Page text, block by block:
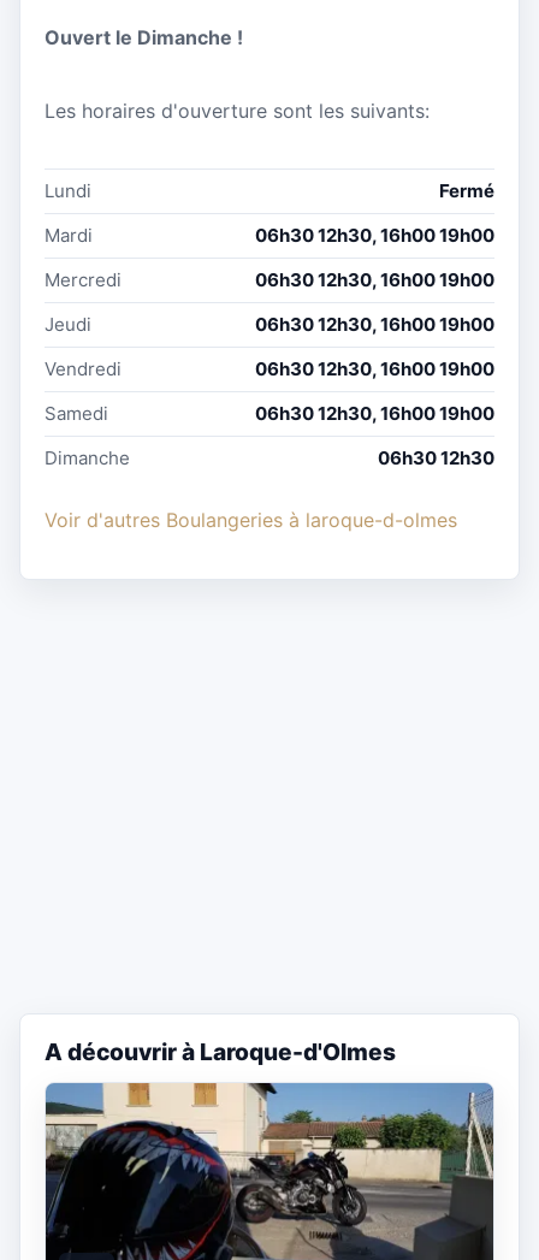
Ouvert le Dimanche !
Les horaires d'ouverture sont les suivants:
Lundi
Fermé
Mardi
06h30 12h30, 16h00 19h00
Mercredi
06h30 12h30, 16h00 19h00
Jeudi
06h30 12h30, 16h00 19h00
Vendredi
06h30 12h30, 16h00 19h00
Samedi
06h30 12h30, 16h00 19h00
Dimanche
06h30 12h30
Voir d'autres Boulangeries à laroque-d-olmes
A découvrir à Laroque-d'Olmes